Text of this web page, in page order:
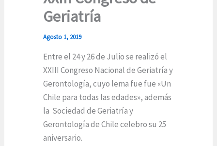
Geriatría
Agosto 1, 2019
Entre el 24 y 26 de Julio se realizó el
XXIII Congreso Nacional de Geriatría y
Gerontología, cuyo lema fue fue «Un
Chile para todas las edades», además
la Sociedad de Geriatría y
Gerontología de Chile celebro su 25
aniversario.